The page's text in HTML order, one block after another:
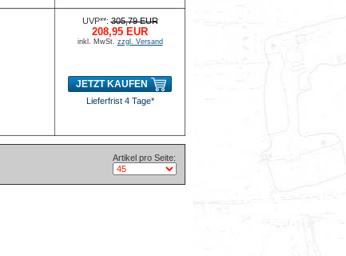
UVP**:305,79 EUR
208,95 EUR
inkl. MwSt. zzgl. Versand
JETZT KAUFEN
Lieferfrist 4 Tage*
Artikel pro Seite: